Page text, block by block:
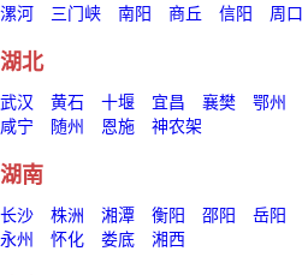
漯河
三门峡 南阳 商丘 信阳 周口
湖北
武汉 黄石 十堰 宜昌 襄樊 鄂州
咸宁
随州 恩施 神农架
湖南
长沙 株洲 湘潭 衡阳 邵阳 岳阳
永州
怀化 娄底 湘西